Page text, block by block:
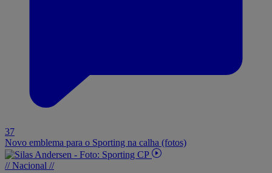
37
Novo emblema para o Sporting na calha (fotos)
// Nacional //